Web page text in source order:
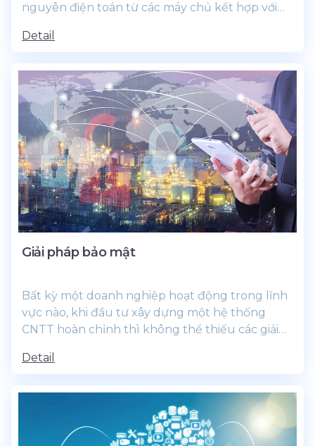
nguyên điện toán từ các máy chủ kết hợp với
Detail
Giải pháp bảo mật
Bất kỳ một doanh nghiệp hoạt động trong lĩnh
vực nào, khi đầu tư xây dựng một hệ thống
CNTT hoàn chỉnh thì không thể thiếu các giải
Detail